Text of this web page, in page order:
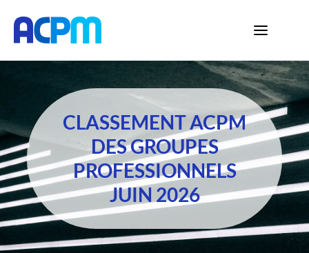
CLASSEMENT ACPM
DES GROUPES
PROFESSIONNELS
JUIN 2026